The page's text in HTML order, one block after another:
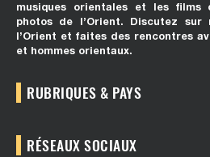
musiques orientales et les films
photos de l’Orient. Discutez sur
l’Orient et faites des rencontres
et hommes orientaux.
RUBRIQUES & PAYS
RÉSEAUX SOCIAUX